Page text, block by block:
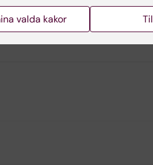
denna sida?
valda kakor